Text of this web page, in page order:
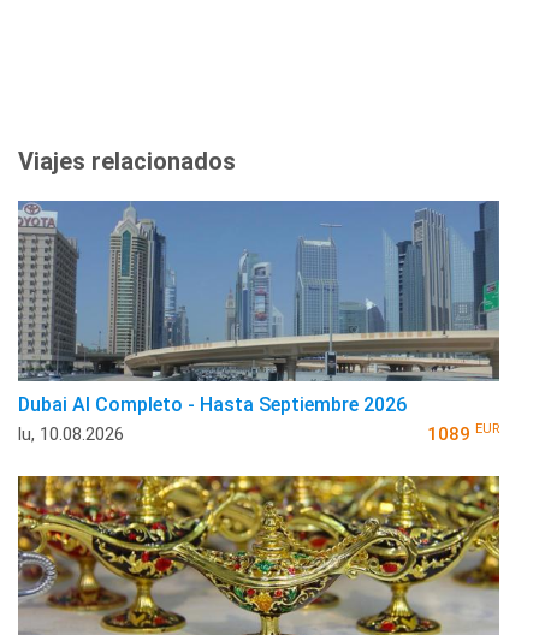
Viajes relacionados
Dubai Al Completo - Hasta Septiembre 2026
lu, 10.08.2026 1089 EUR